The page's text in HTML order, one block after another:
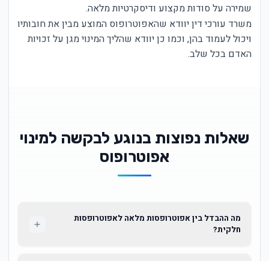
שמירה על סודות מקצוע ודיסקרטיות מלאה.
משרד עורכי דין יוודא שהאפוטרופוס המוצע מבין את חובותיו
ויכול לעמוד בהן, וכמו כן יוודא שהליך המינוי מגן על זכויות
האדם בכל שלב.
שאלות נפוצות בנוגע לבקשה למינוי
אפוטרופוס
מה ההבדל בין אפוטרופסות מלאה לאפוטרופסות
חלקית?